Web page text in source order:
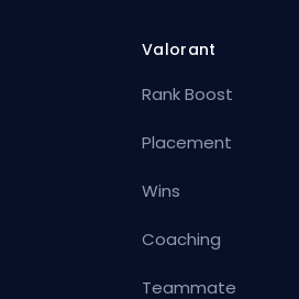
Valorant
Rank Boost
Placement
Wins
Coaching
Teammate